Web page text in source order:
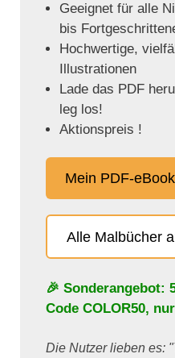
Geeignet für alle
bis
Hochwertige,
Illustrationen
Lade das PDF
leg los!
Aktionspreis !
Mein PDF-
Alle Malbücher
🎉 Sonderangebot:
Code COLOR50,
Die Nutzer lieben es: